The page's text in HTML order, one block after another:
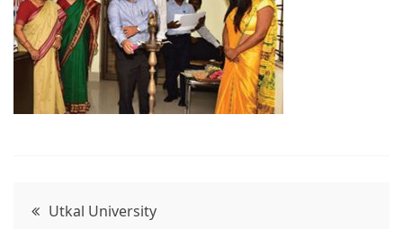
Post
Utkal University